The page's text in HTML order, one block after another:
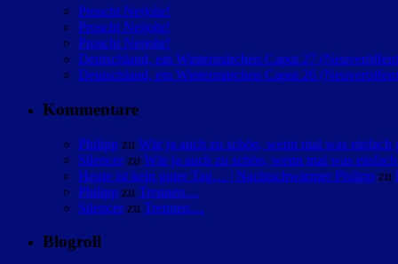
Proscht Neijohr!
Proscht Neijohr!
Proscht Neijohr!
Deutschland, ein Wintermärchen Caput 27
Deutschland, ein Wintermärchen Caput 26
Kommentare
Philipp zu Wär ja auch zu schön, wenn mal was
Silencer zu Wär ja auch zu schön, wenn mal was
Heute ist kein guter Tag… | Nachtschwärmer Philipp zu
Philipp zu Trennen…
Silencer zu Trennen…
Blogroll